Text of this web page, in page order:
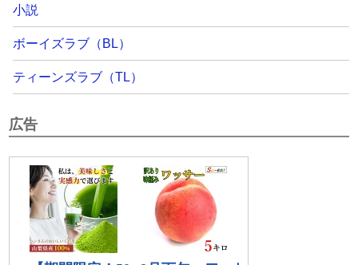
小説
ボーイズラブ（BL）
ティーンズラブ（TL）
広告